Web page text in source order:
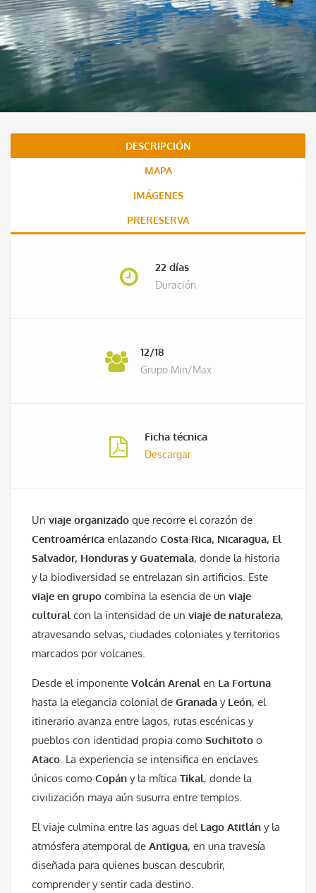
DESCRIPCIÓN
MAPA
IMÁGENES
PRERESERVA
22 días
Duración
12/18
Grupo Min/Max
Ficha técnica
Descargar
Un viaje organizado que recorre el corazón de
Centroamérica enlazando Costa Rica, Nicaragua, El
Salvador, Honduras y Guatemala, donde la historia
y la biodiversidad se entrelazan sin artificios. Este
viaje en grupo combina la esencia de un viaje
culturalcon la intensidad de un viaje de naturaleza,
atravesando selvas, ciudades coloniales y territorios
marcados por volcanes.
Desde el imponente Volcán Arenalen La Fortuna
hasta la elegancia colonial de Granada y León, el
itinerario avanza entre lagos, rutas escénicas y
pueblos con identidad propia como Suchitoto o
Ataco. La experiencia se intensifica en enclaves
únicos como Copán y la mítica Tikal, donde la
civilización maya aún susurra entre templos.
El viaje culmina entre las aguas del Lago Atitlán y la
atmósfera atemporal de Antigua, en una travesía
diseñada para quienes buscan descubrir,
comprender y sentir cada destino.